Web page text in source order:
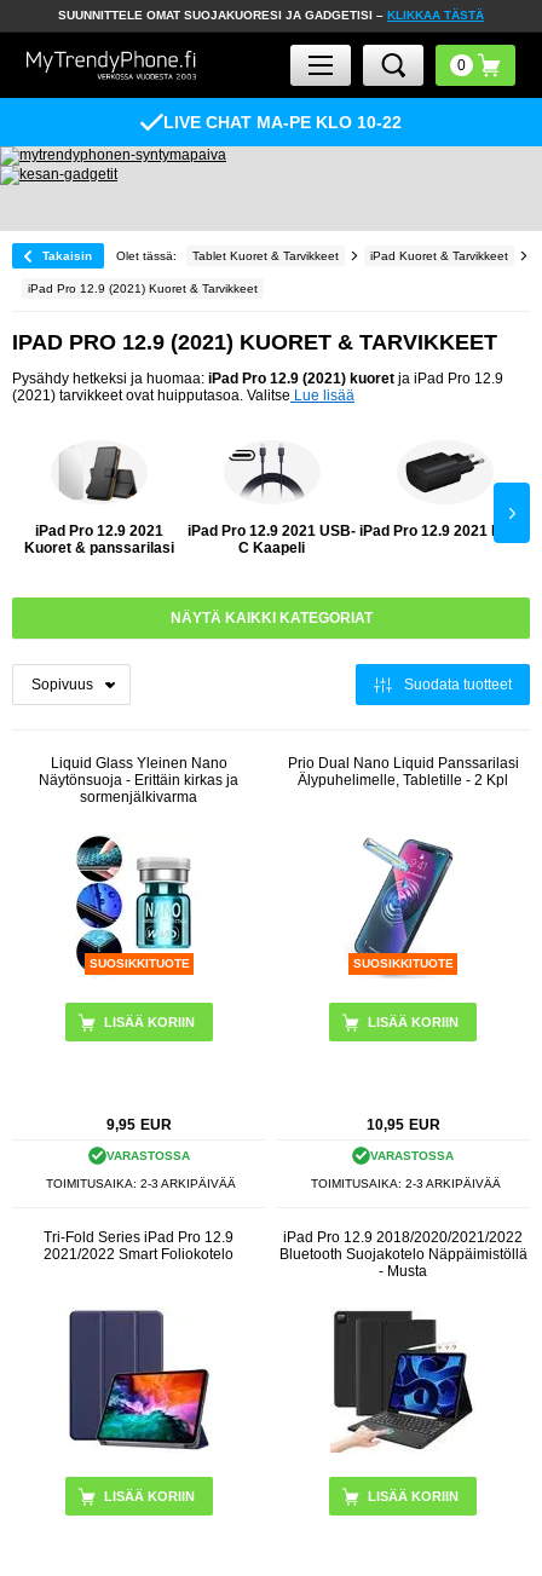
SUUNNITTELE OMAT SUOJAKUORESI JA GADGETISI – KLIKKAA TÄSTÄ
LIVE CHAT MA-PE KLO 10-22
Takaisin Olet tässä: Tablet Kuoret & Tarvikkeet iPad Kuoret & Tarvikkeet
iPad Pro 12.9 (2021) Kuoret & Tarvikkeet
IPAD PRO 12.9 (2021) KUORET & TARVIKKEET
Pysähdy hetkeksi ja huomaa: iPad Pro 12.9 (2021) kuoret ja iPad Pro 12.9
(2021) tarvikkeet ovat huipputasoa. Valitse Lue lisää
iPad Pro 12.9 2021
Kuoret & panssarilasi
iPad Pro 12.9 2021 USB-
C Kaapeli
iPad Pro 12.9 2021 Laturi
NÄYTÄ KAIKKI KATEGORIAT
Suodata tuotteet
Liquid Glass Yleinen Nano
Näytönsuoja - Erittäin kirkas ja
sormenjälkivarma
SUOSIKKITUOTE
9,95 EUR
VARASTOSSA
TOIMITUSAIKA: 2-3 ARKIPÄIVÄÄ
Prio Dual Nano Liquid Panssarilasi
Älypuhelimelle, Tabletille - 2 Kpl
SUOSIKKITUOTE
10,95 EUR
VARASTOSSA
TOIMITUSAIKA: 2-3 ARKIPÄIVÄÄ
Tri-Fold Series iPad Pro 12.9
2021/2022 Smart Foliokotelo
LISÄÄ KORIIN
iPad Pro 12.9 2018/2020/2021/2022
Bluetooth Suojakotelo Näppäimistöllä
- Musta